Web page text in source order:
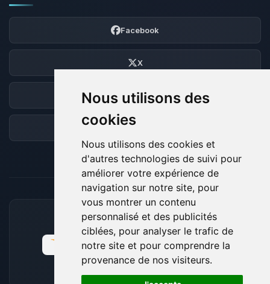
Nous utilisons des
cookies
Nous utilisons des cookies et
d'autres technologies de suivi pour
améliorer votre expérience de
navigation sur notre site, pour
vous montrer un contenu
personnalisé et des publicités
ciblées, pour analyser le trafic de
notre site et pour comprendre la
provenance de nos visiteurs.
Facebook
X
Discord
Forum
MOYENS DE PAIEMENT ACCEPTÉS